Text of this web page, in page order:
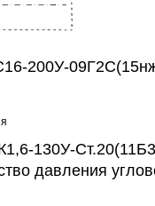
200У-
130У-
давления